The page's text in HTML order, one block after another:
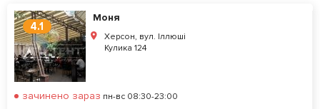
4.1
Моня
Херсон, вул. Іллюші
Кулика 124
зачинено зараз пн-вс 08:30-23:00